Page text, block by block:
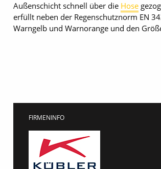
Außenschicht schnell über die Hose
erfüllt neben der Regenschutznorm EN
Warngelb und Warnorange und den
FIRMENINFO